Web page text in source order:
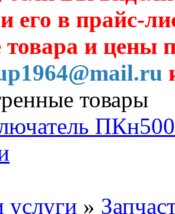
его в прайс-
и цены
товары
услуги »